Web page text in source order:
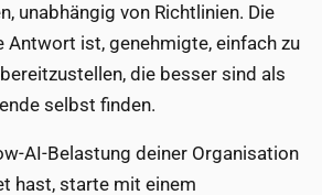
unabhängig von Richtlinien. Die
Antwort ist, genehmigte, einfach zu
die besser sind als
selbst finden.
AI-Belastung deiner Organisation
hast, starte mit einem